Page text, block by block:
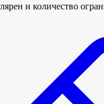
и количество